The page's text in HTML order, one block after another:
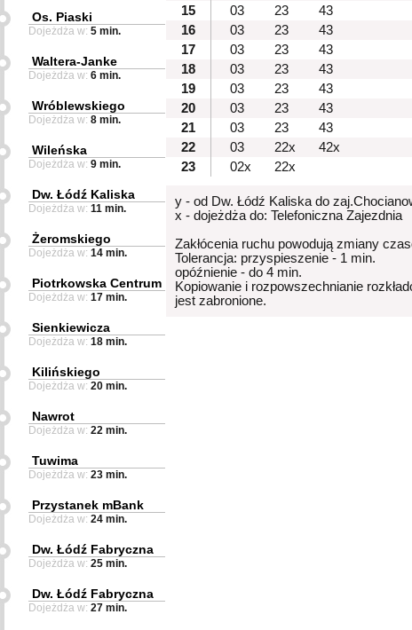
15
03 23
43
16
03 23
43
17
03 23
43
18
03 23
43
19
03 23
43
20
03 23
43
21
03 23
43
22
03 22x
42x
23
02x 22x
y - od Dw. Łódź Kaliska do
x - dojeżdża do: Telefoniczna Zajezdnia
Zakłócenia ruchu powodują zmiany
Tolerancja: przyspieszenie - 1 min.
opóźnienie - do 4 min.
Kopiowanie i rozpowszechnianie
jest zabronione.
Os. Piaski
Dojeżdża w: 5 min.
Waltera-Janke
Dojeżdża w: 6 min.
Wróblewskiego
Dojeżdża w: 8 min.
Wileńska
Dojeżdża w: 9 min.
Dw. Łódź Kaliska
Dojeżdża w: 11 min.
Żeromskiego
Dojeżdża w: 14 min.
Piotrkowska Centrum
Dojeżdża w: 17 min.
Sienkiewicza
Dojeżdża w: 18 min.
Kilińskiego
Dojeżdża w: 20 min.
Nawrot
Dojeżdża w: 22 min.
Tuwima
Dojeżdża w: 23 min.
Przystanek mBank
Dojeżdża w: 24 min.
Dw. Łódź Fabryczna
Dojeżdża w: 25 min.
Dw. Łódź Fabryczna
Dojeżdża w: 27 min.